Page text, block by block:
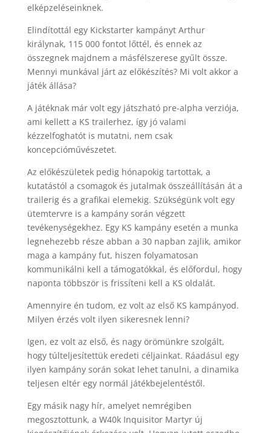
elképzeléseinknek.
Elindítottál egy Kickstarter kampányt Arthur
királynak, 115 000 fontot lőttél, és ennek az
összegnek majdnem a másfélszerese gyűlt össze.
Mennyi munkával járt az előkészítés? Mi volt akkor a
játék állása?
A játéknak már volt egy játszható pre-alpha verziója,
ami kellett a KS trailerhez, így jó valami
kézzelfoghatót is mutatni, nem csak
koncepcióművészetet.
Az előkészületek pedig hónapokig tartottak, a
kutatástól a csomagok és jutalmak összeállításán át a
trailerig és a grafikai elemekig. Szükségünk volt egy
ütemtervre is a kampány során végzett
tevékenységekhez. Egy KS kampány esetén a munka
legnehezebb része abban a 30 napban zajlik, amikor
maga a kampány fut, hiszen folyamatosan
kommunikálni kell a támogatókkal, és előfordul, hogy
naponta többször is frissíteni kell a KS oldalát.
Amennyire én tudom, ez volt az első KS kampányod.
Milyen érzés volt ilyen sikeresnek lenni?
Igen, ez volt az első, és nagy örömünkre szolgált,
hogy túlteljesítettük eredeti céljainkat. Ráadásul egy
ilyen kampány során sokat lehet tanulni, a dinamika
teljesen eltér egy normál játékbejelentéstől.
Egy másik nagy hír, amelyet nemrégiben
megosztottunk, a W40k Inquisitor Martyr új